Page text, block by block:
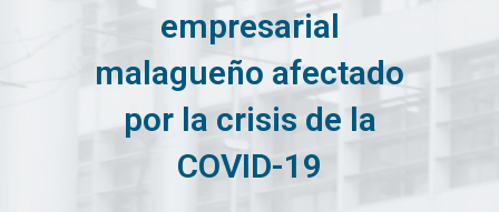
empresarial
malagueño afectado
por la crisis de la
COVID-19